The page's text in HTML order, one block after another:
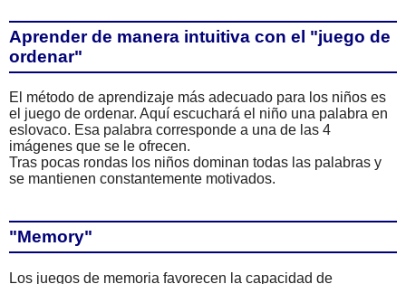
Aprender de manera intuitiva con el "juego de
ordenar"
El método de aprendizaje más adecuado para los niños es
el juego de ordenar. Aquí escuchará el niño una palabra en
eslovaco. Esa palabra corresponde a una de las 4
imágenes que se le ofrecen.
Tras pocas rondas los niños dominan todas las palabras y
se mantienen constantemente motivados.
"Memory"
Los juegos de memoria favorecen la capacidad de